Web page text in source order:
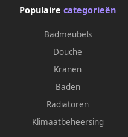
Populaire categorieën
Badmeubels
Douche
Kranen
Baden
Radiatoren
Klimaatbeheersing